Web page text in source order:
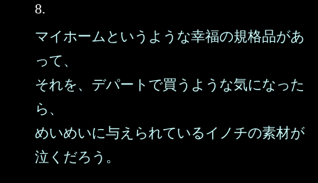
8.
マイホームというような幸福の規格品があ
って、
それを、デパートで買うような気になった
ら、
めいめいに与えられているイノチの素材が
泣くだろう。